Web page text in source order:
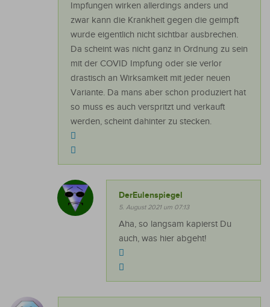
Impfungen wirken allerdings anders und
zwar kann die Krankheit gegen die geimpft
wurde eigentlich nicht sichtbar ausbrechen.
Da scheint was nicht ganz in Ordnung zu sein
mit der COVID Impfung oder sie verlor
drastisch an Wirksamkeit mit jeder neuen
Variante. Da mans aber schon produziert hat
so muss es auch verspritzt und verkauft
werden, scheint dahinter zu stecken.
DerEulenspiegel
5. August 2021 um 07:13
Aha, so langsam kapierst Du
auch, was hier abgeht!